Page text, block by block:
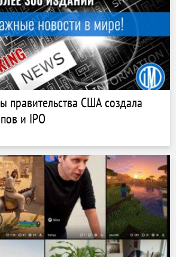
правительства США создала
и IPO